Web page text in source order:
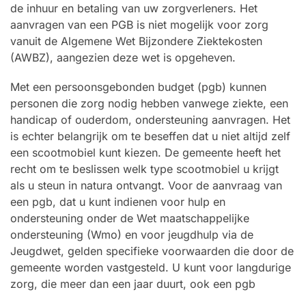
de inhuur en betaling van uw zorgverleners. Het
aanvragen van een PGB is niet mogelijk voor zorg
vanuit de Algemene Wet Bijzondere Ziektekosten
(AWBZ), aangezien deze wet is opgeheven.
Met een persoonsgebonden budget (pgb) kunnen
personen die zorg nodig hebben vanwege ziekte, een
handicap of ouderdom, ondersteuning aanvragen. Het
is echter belangrijk om te beseffen dat u niet altijd zelf
een scootmobiel kunt kiezen. De gemeente heeft het
recht om te beslissen welk type scootmobiel u krijgt
als u steun in natura ontvangt. Voor de aanvraag van
een pgb, dat u kunt indienen voor hulp en
ondersteuning onder de Wet maatschappelijke
ondersteuning (Wmo) en voor jeugdhulp via de
Jeugdwet, gelden specifieke voorwaarden die door de
gemeente worden vastgesteld. U kunt voor langdurige
zorg, die meer dan een jaar duurt, ook een pgb